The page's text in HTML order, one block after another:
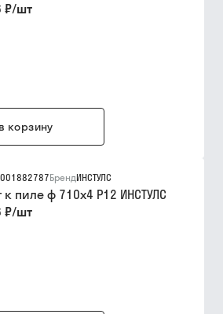
₽/шт
в корзину
БрендИНСТУЛС
к пиле ф 710х4 Р12 ИНСТУЛС
₽/шт